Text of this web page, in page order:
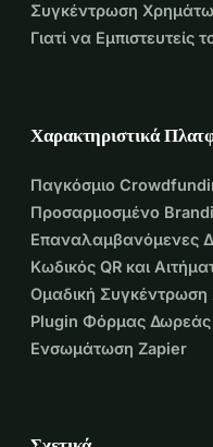
Συγκέντρωση
Γιατί να Εμπιστευτείς
Χαρακτηριστικά
Παγκόσμιο
Προσαρμοσμένο
Επαναλαμβανόμενες
Κωδικός QR και
Ομαδική
Plugin Φόρμας Δωρεάς
Ενσωμάτωση Zapier